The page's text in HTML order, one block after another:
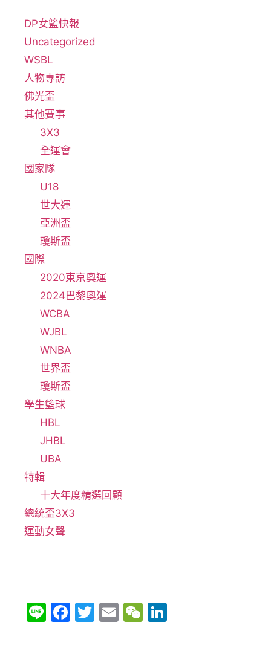
DP女籃快報
Uncategorized
WSBL
人物專訪
佛光盃
其他賽事
3X3
全運會
國家隊
U18
世大運
亞洲盃
瓊斯盃
國際
2020東京奧運
2024巴黎奧運
WCBA
WJBL
WNBA
世界盃
瓊斯盃
學生籃球
HBL
JHBL
UBA
特輯
十大年度精選回顧
總統盃3X3
運動女聲
Li F
T
E
W